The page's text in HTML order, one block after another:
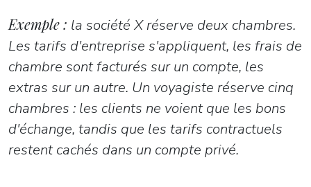
Exemple : la société X réserve deux chambres.
Les tarifs d'entreprise s'appliquent, les frais de
chambre sont facturés sur un compte, les
extras sur un autre. Un voyagiste réserve cinq
chambres : les clients ne voient que les bons
d'échange, tandis que les tarifs contractuels
restent cachés dans un compte privé.